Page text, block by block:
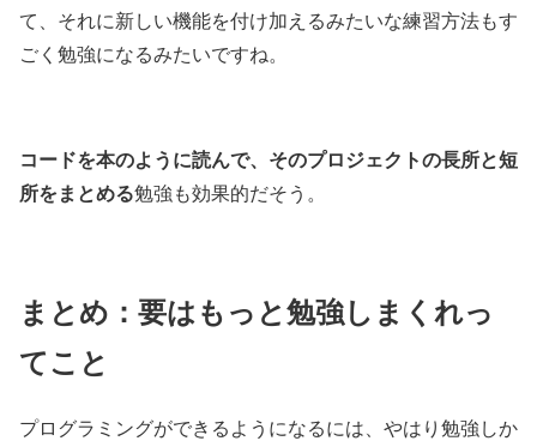
て、それに新しい機能を付け加えるみたいな練習方法もす
ごく勉強になるみたいですね。
コードを本のように読んで、そのプロジェクトの長所と短
所をまとめる勉強も効果的だそう。
まとめ：要はもっと勉強しまくれっ
てこと
プログラミングができるようになるには、やはり勉強しか